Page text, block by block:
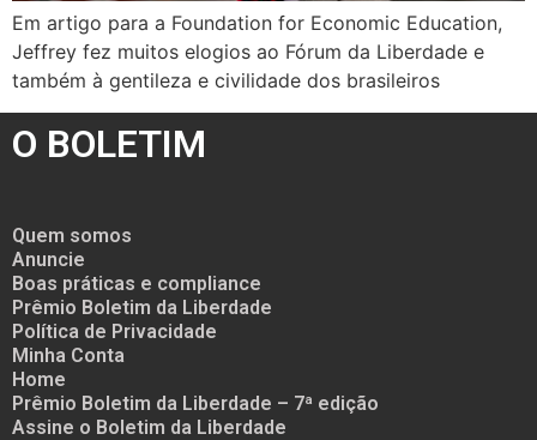
Em artigo para a Foundation for Economic Education,
Jeffrey fez muitos elogios ao Fórum da Liberdade e
também à gentileza e civilidade dos brasileiros
O BOLETIM
Quem somos
Anuncie
Boas práticas e compliance
Prêmio Boletim da Liberdade
Política de Privacidade
Minha Conta
Home
Prêmio Boletim da Liberdade – 7ª edição
Assine o Boletim da Liberdade